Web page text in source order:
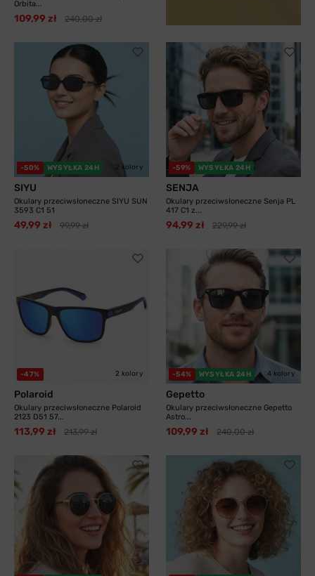
Orbita...
109,99 zł 240,00 zł
-50% WYSYŁKA 24H 2 kolory
SIYU
Okulary przeciwsłoneczne SIYU SUN
3593 C1 51
49,99 zł 99,99 zł
-59% WYSYŁKA 24H
SENJA
Okulary przeciwsłoneczne Senja PL
417 C1 z...
94,99 zł 229,99 zł
-47% 2 kolory
Polaroid
Okulary przeciwsłoneczne Polaroid
2123 D51 57...
113,99 zł 213,99 zł
-54% WYSYŁKA 24H 4 kolory
Gepetto
Okulary przeciwsłoneczne Gepetto
Astro...
109,99 zł 240,00 zł